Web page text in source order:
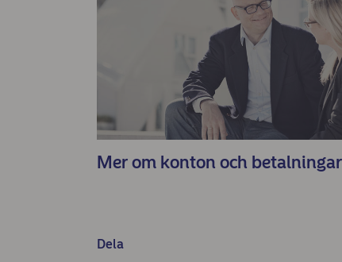
Mer om konton och betalningar
Dela